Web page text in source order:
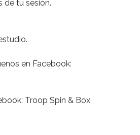
de tu sesión.
en Facebook:
Troop Spin & Box